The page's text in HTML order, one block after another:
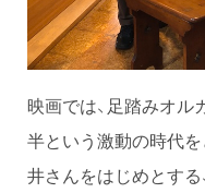
映画では、足踏みオル
半という激動の時代
井さんをはじめとす